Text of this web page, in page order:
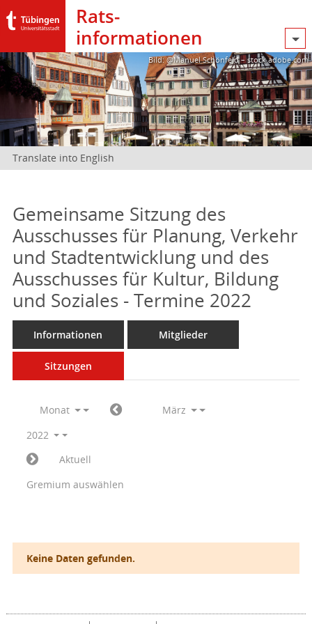
Rats­
informationen
Bild: @Manuel Schönfeld – stock.adobe.com
Translate into English
Gemeinsame Sitzung des
Ausschusses für Planung, Verkehr
und Stadtentwicklung und des
Ausschusses für Kultur, Bildung
und Soziales - Termine 2022
Informationen Mitglieder
Sitzungen
Monat
März
2022
Aktuell
Gremium auswählen
Keine Daten gefunden.